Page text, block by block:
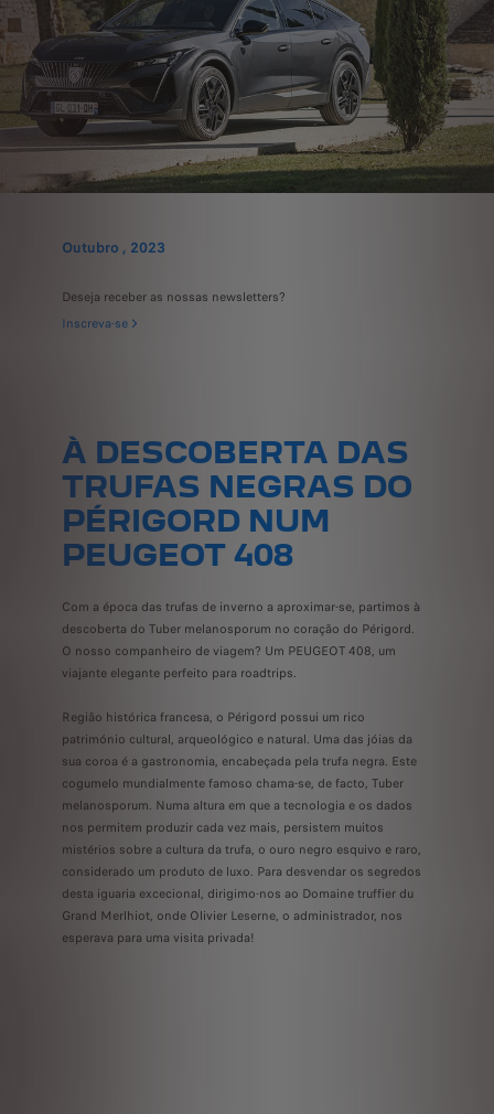
Outubro , 2023
Deseja receber as nossas newsletters?
Inscreva-se
À DESCOBERTA DAS
TRUFAS NEGRAS DO
PÉRIGORD NUM
PEUGEOT 408
Com a época das trufas de inverno a aproximar-se, partimos à
descoberta do Tuber melanosporum no coração do Périgord.
O nosso companheiro de viagem? Um PEUGEOT 408, um
viajante elegante perfeito para roadtrips.
Região histórica francesa, o Périgord possui um rico
património cultural, arqueológico e natural. Uma das jóias da
sua coroa é a gastronomia, encabeçada pela trufa negra. Este
cogumelo mundialmente famoso chama-se, de facto, Tuber
melanosporum. Numa altura em que a tecnologia e os dados
nos permitem produzir cada vez mais, persistem muitos
mistérios sobre a cultura da trufa, o ouro negro esquivo e raro,
considerado um produto de luxo. Para desvendar os segredos
desta iguaria excecional, dirigimo-nos ao Domaine truffier du
Grand Merlhiot, onde Olivier Leserne, o administrador, nos
esperava para uma visita privada!